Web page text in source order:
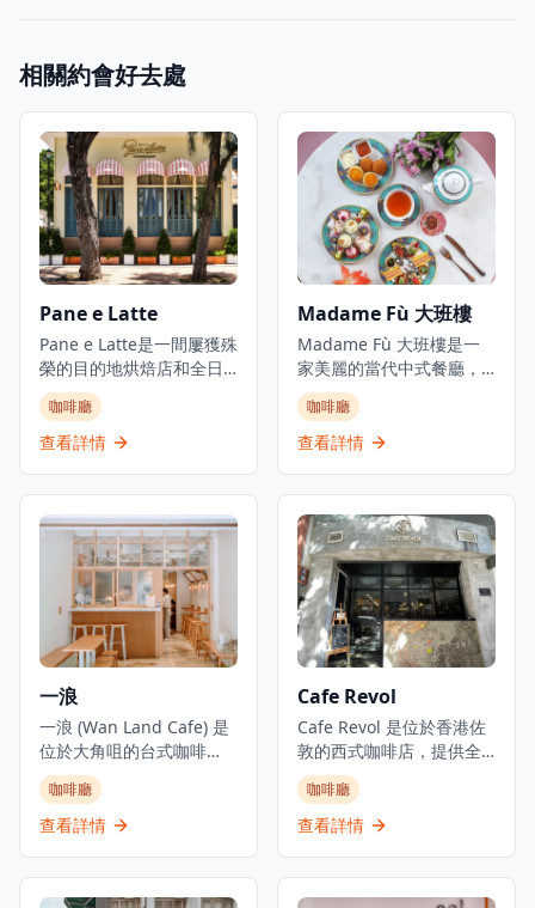
相關約會好去處
Pane e Latte
Pane e Latte是一間屢獲殊
榮的目的地烘焙店和全日
餐廳，位於赤柱海岸。這
間由Pirata Group經營的
優雅意式咖啡廳，設計感
末人潮。從日出到日落，
他們提供坐下式早餐、午
餐和晚餐，專門提供新鮮
烘焙的意大利食品和海濱
用餐體驗。餐廳作為沉浸
式烘焙概念經營，名稱喚
起意大利語中的「麵包和
咖啡廳
查看詳情
Madame Fù 大班樓
Madame Fù 大班樓是一
家美麗的當代中式餐廳，
專門提供現代粵菜。餐廳
位於香港中環大館古蹟建
築群內一座經過精美修復
的用餐環境，設有餐廳、
酒吧和私人用餐空間,俯瞰
前殖民地建築群。
Madame Fù提供高級用餐
體驗，在歷史建築環境中
將傳統粵菜風味與現代呈
現方式相結合。
咖啡廳
查看詳情
一浪
一浪 (Wan Land Cafe) 是
位於大角咀的台式咖啡
店，已成為咖啡愛好者和
美食愛好者的熱門目的
地。咖啡廳專門提供台灣
有獨特的通花磚牆裝飾，
咖啡廳
查看詳情
Cafe Revol
Cafe Revol 是位於香港佐
敦的西式咖啡店，提供全
日早餐、西式料理、意大
利麵、咖啡和甜品。咖啡
店設有相當大的室內用餐
沿線，這家餐廳提供堂
咖啡廳
查看詳情